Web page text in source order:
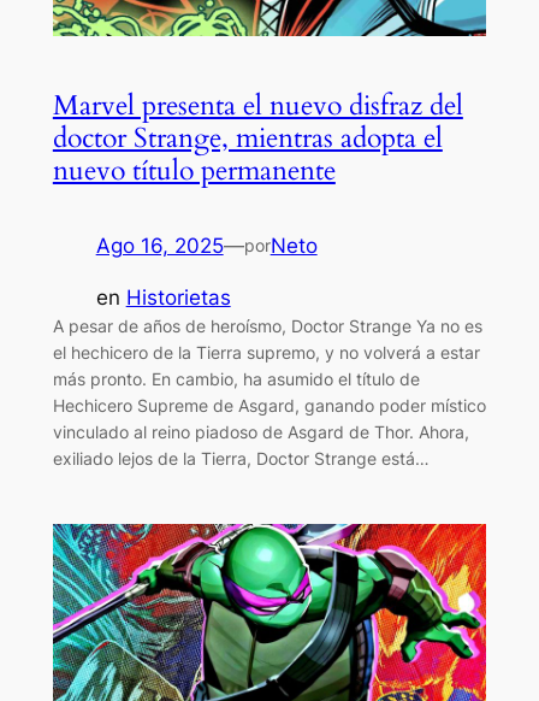
Marvel presenta el nuevo disfraz del
doctor Strange, mientras adopta el
nuevo título permanente
Ago 16, 2025—porNeto
en Historietas
A pesar de años de heroísmo, Doctor Strange Ya no es
el hechicero de la Tierra supremo, y no volverá a estar
más pronto. En cambio, ha asumido el título de
Hechicero Supreme de Asgard, ganando poder místico
vinculado al reino piadoso de Asgard de Thor. Ahora,
exiliado lejos de la Tierra, Doctor Strange está…